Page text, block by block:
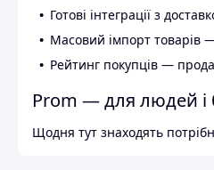
Готові інтеграції з
Масовий імпорт товарів
Рейтинг покупців —
Prom — для людей і
Щодня тут знаходять